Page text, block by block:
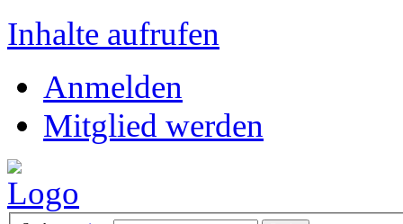
Inhalte aufrufen
Anmelden
Mitglied werden